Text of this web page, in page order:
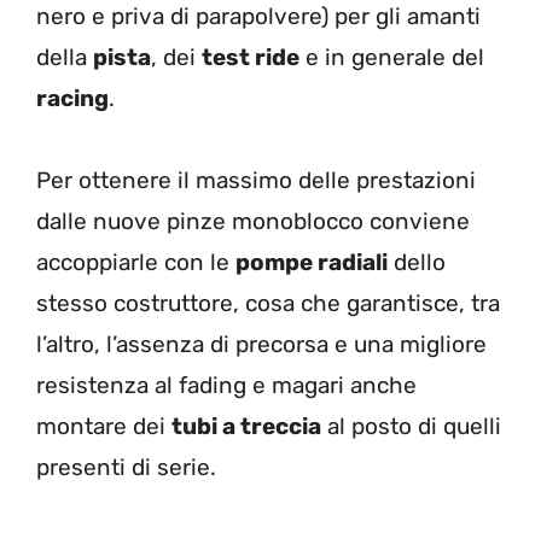
nero e priva di parapolvere) per gli amanti
della pista, dei test ride e in generale del
racing.
Per ottenere il massimo delle prestazioni
dalle nuove pinze monoblocco conviene
accoppiarle con le pompe radiali dello
stesso costruttore, cosa che garantisce, tra
l’altro, l’assenza di precorsa e una migliore
resistenza al fading e magari anche
montare dei tubi a treccia al posto di quelli
presenti di serie.